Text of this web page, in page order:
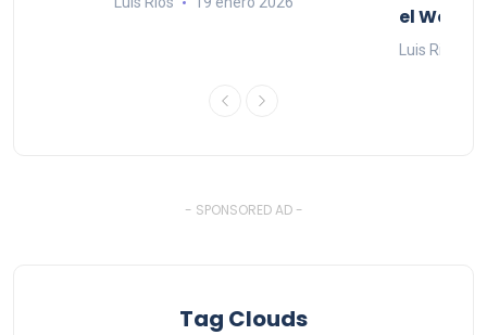
el West
Luis Rios
- SPONSORED AD -
Tag Clouds